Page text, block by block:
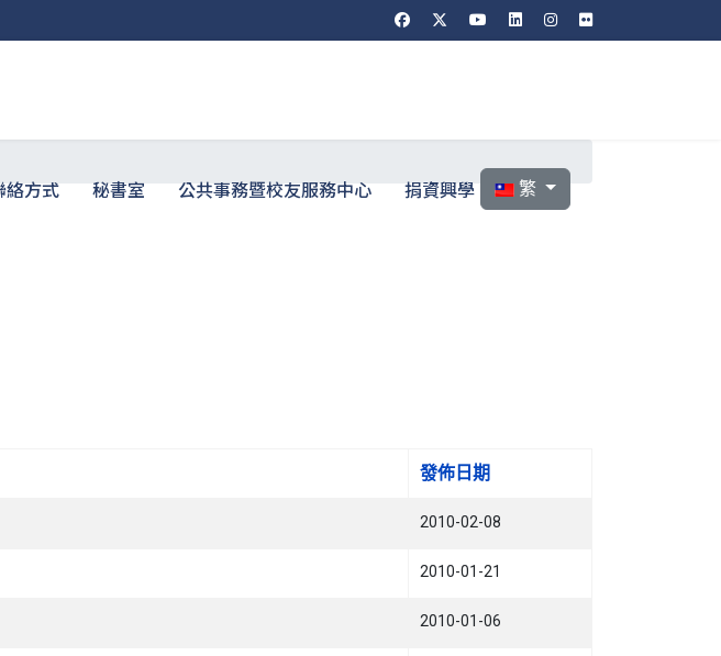
絡方式 秘書室 公共事務暨校友服務中心 捐資興學 選擇你的語言
繁
發佈日期
2010-02-08
2010-01-21
2010-01-06